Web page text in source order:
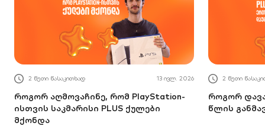
2 წუთი წასაკითხად 13 ივლ. 2026
როგორ აღმოვაჩინე, რომ PlayStation-
ისთვის საკმარისი PLUS ქულები
მქონდა
2 წუთი
როგორ
წლის